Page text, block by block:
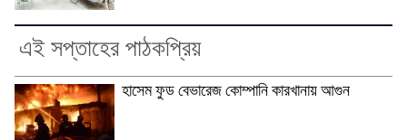
এই সপ্তাহের পাঠকপ্রিয়
হাসেম ফুড বেভারেজ কোম্পানি কারখানায় আগুন